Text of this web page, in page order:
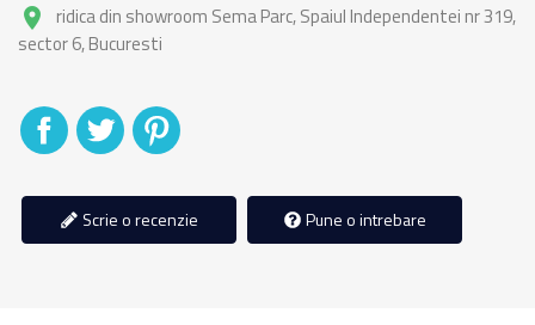
place
ridica din showroom Sema Parc, Spaiul Independentei nr 319,
sector 6, Bucuresti
DistribuitiTweet
Scrie o recenzie Pune o intrebare